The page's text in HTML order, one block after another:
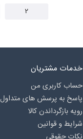
2
خدمات مشتریان
حساب کاربری من
پاسخ به پرسش های متداول
رویه بازگرداندن کالا
شرایط و قوانین